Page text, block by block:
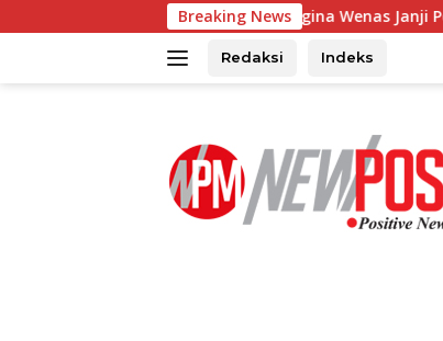
ke
Breaking News
Regina Wenas Janji Perjuangkan Semua Aspirasi
Redaksi Indeks